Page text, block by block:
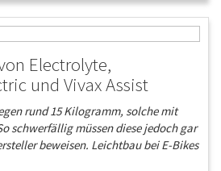
Electrolyte,
und Vivax Assist
rund 15 Kilogramm, solche mit
schwerfällig müssen diese jedoch gar
beweisen. Leichtbau bei E-Bikes